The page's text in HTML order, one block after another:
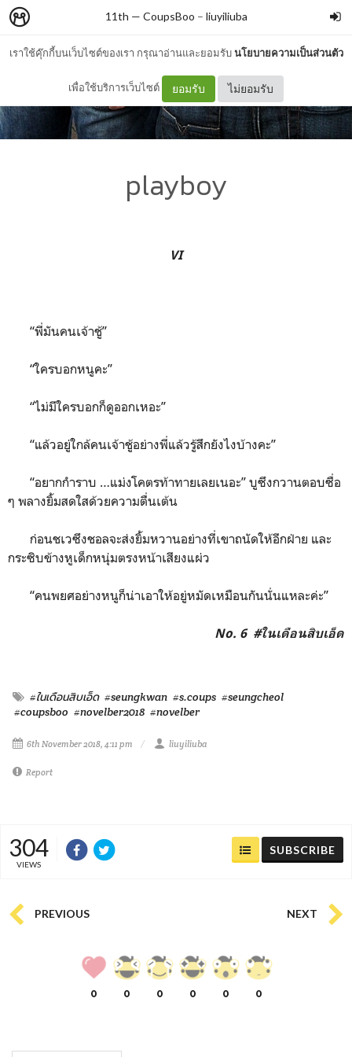
เราใช้คุ๊กกี้บนเว็บไซต์ของเรา กรุณาอ่านและยอมรับนโยบายความเป็นส่วนตัว
เพื่อใช้บริการเว็บไซต์ ยอมรับ ไม่ยอมรับ
11th — CoupsBoo – liuyiliuba
playboy
VI
“พี่มันคนเจ้าชู้”
“ใครบอกหนูคะ”
“ไม่มีใครบอกก็ดูออกเหอะ”
“แล้วอยู่ใกล้คนเจ้าชู้อย่างพี่แล้วรู้สึกยังไงบ้างคะ”
“อยากกำราบ …แม่งโคตรท้าทายเลยเนอะ” บูซึงกวานตอบซื่อ
ๆ พลางยิ้มสดใสด้วยความตื่นเต้น
ก่อนชเวซึงชอลจะส่งยิ้มหวานอย่างที่เขาถนัดให้อีกฝ่าย และ
กระซิบข้างหูเด็กหนุ่มตรงหน้าเสียงแผ่ว
“คนพยศอย่างหนูก็น่าเอาให้อยู่หมัดเหมือนกันนั่นแหละค่ะ”
No. 6 #ในเดือนสิบเอ็ด
#ในเดือนสิบเอ็ด #seungkwan #s.coups #seungcheol
#coupsboo #novelber2018 #novelber
6th November 2018, 4:11 pm liuyiliuba
Report
304
VIEWS
SUBSCRIBE
PREVIOUS NEXT
0 0 0 0 0 0